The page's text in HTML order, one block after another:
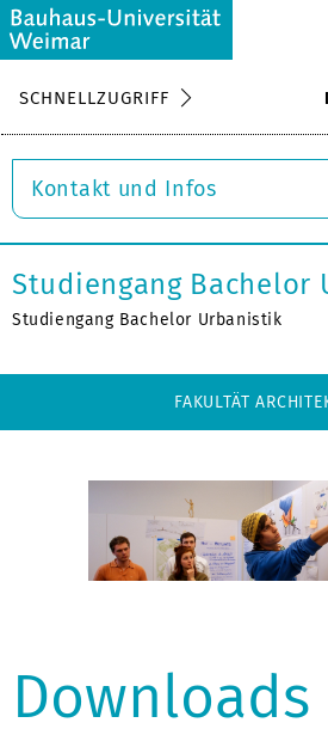
SCHNELLZUGRIFF
Kontakt und Infos
Studiengang Bachelor
Studiengang Bachelor Urbanistik
FAKULTÄT
Downloads